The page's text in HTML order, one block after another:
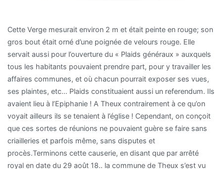
Cette Verge mesurait environ 2 m et était peinte en rouge; son
gros bout était orné d’une poignée de velours rouge. Elle
servait aussi pour l’ouverture du « Plaids généraux » auxquels
tous les habitants pouvaient prendre part, pour y travailler les
affaires communes, et où chacun pourrait exposer ses vues,
ses plaintes, etc… Plaids constituaient aussi un referendum. Ils
avaient lieu à l’Epiphanie ! A Theux contrairement à ce qu’on
voyait ailleurs ils se tenaient à l’église ! Cependant, on conçoit
que ces sortes de réunions ne pouvaient guère se faire sans
criailleries et parfois même, sans disputes et
procès.Terminons cette causerie, en disant que par arrêté
royal en date du 29 août 18.. la commune de Theux s’est vu